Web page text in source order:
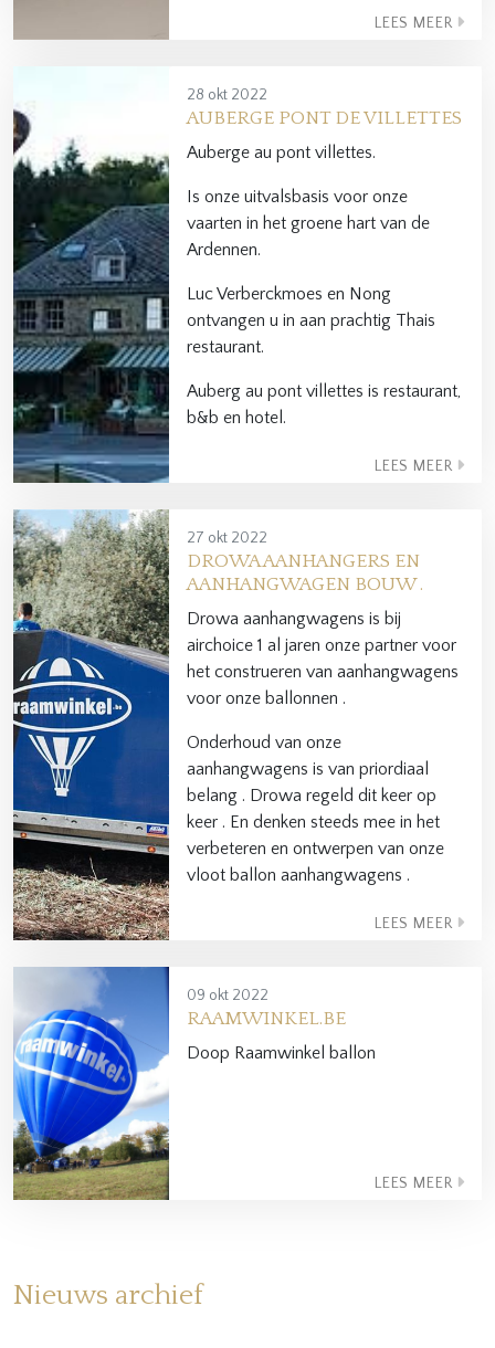
LEES MEER
28 okt 2022
AUBERGE PONT DE VILLETTES
Auberge au pont villettes.
Is onze uitvalsbasis voor onze
vaarten in het groene hart van de
Ardennen.
Luc Verberckmoes en Nong
ontvangen u in aan prachtig Thais
restaurant.
Auberg au pont villettes is restaurant,
b&b en hotel.
LEES MEER
27 okt 2022
DROWA AANHANGERS EN
AANHANGWAGEN BOUW .
Drowa aanhangwagens is bij
airchoice 1 al jaren onze partner voor
het construeren van aanhangwagens
voor onze ballonnen .
Onderhoud van onze
aanhangwagens is van priordiaal
belang . Drowa regeld dit keer op
keer . En denken steeds mee in het
verbeteren en ontwerpen van onze
vloot ballon aanhangwagens .
LEES MEER
09 okt 2022
RAAMWINKEL.BE
Doop Raamwinkel ballon
LEES MEER
Nieuws archief